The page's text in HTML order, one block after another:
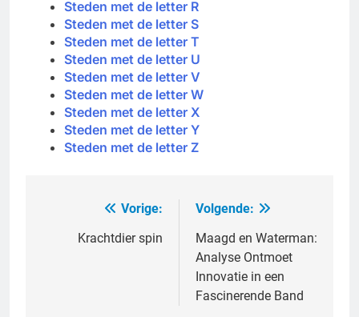
Steden met de letter R
Steden met de letter S
Steden met de letter T
Steden met de letter U
Steden met de letter V
Steden met de letter W
Steden met de letter X
Steden met de letter Y
Steden met de letter Z
navigatie
Vorige:
Krachtdier spin
Volgende:
Maagd en Waterman:
Analyse Ontmoet
Innovatie in een
Fascinerende Band